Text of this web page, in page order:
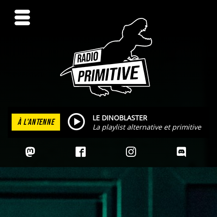
À L'ANTENNE
LE DINOBLASTER
La playlist alternative et primitive